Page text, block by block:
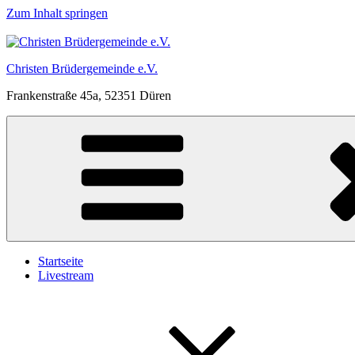
Zum Inhalt springen
Christen Brüdergemeinde e.V.
Frankenstraße 45a, 52351 Düren
Startseite
Livestream